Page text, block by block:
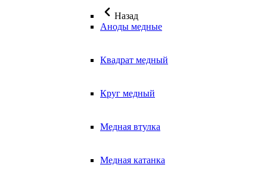
Назад
Аноды медные
Квадрат медный
Круг медный
Медная втулка
Медная катанка